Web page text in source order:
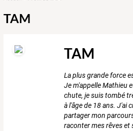
TAM
TAM
La plus grande force
Je m'appelle Mathieu
chute, je suis tombé
à l'âge de 18 ans. J'ai
partager mon
raconter mes rêves et